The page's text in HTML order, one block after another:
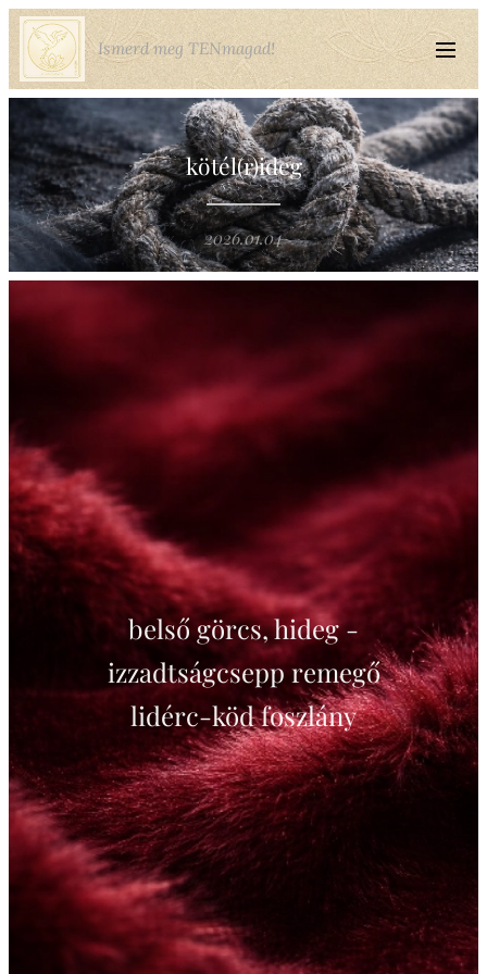
Ismerd meg TENmagad!
kötél(r)ideg
2026.01.04
belső görcs, hideg -
izzadtságcsepp remegő
lidérc-köd foszlány